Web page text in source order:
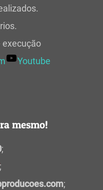
execução
Youtube
mesmo!
;
;
;